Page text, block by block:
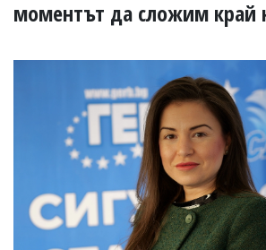
УКРАЙНА
РАЗСЛЕДВАНЕ
Управители:
Василев,
email:
v.vasilev@flagman.bg
моментът да сложим край